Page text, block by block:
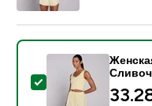
- Женская